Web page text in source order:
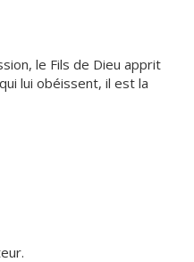
le Fils de Dieu apprit
lui obéissent, il est la